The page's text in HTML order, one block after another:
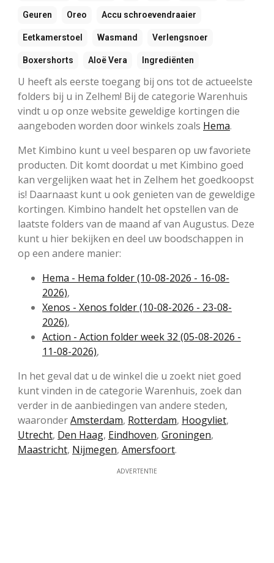
Geuren Oreo Accu schroevendraaier
Eetkamerstoel Wasmand Verlengsnoer
Boxershorts Aloë Vera Ingrediënten
U heeft als eerste toegang bij ons tot de actueelste
folders bij u in Zelhem! Bij de categorie Warenhuis
vindt u op onze website geweldige kortingen die
aangeboden worden door winkels zoals Hema.
Met Kimbino kunt u veel besparen op uw favoriete
producten. Dit komt doordat u met Kimbino goed
kan vergelijken waat het in Zelhem het goedkoopst
is! Daarnaast kunt u ook genieten van de geweldige
kortingen. Kimbino handelt het opstellen van de
laatste folders van de maand af van Augustus. Deze
kunt u hier bekijken en deel uw boodschappen in
op een andere manier:
Hema - Hema folder (10-08-2026 - 16-08-
2026),
Xenos - Xenos folder (10-08-2026 - 23-08-
2026),
Action - Action folder week 32 (05-08-2026 -
11-08-2026),
In het geval dat u de winkel die u zoekt niet goed
kunt vinden in de categorie Warenhuis, zoek dan
verder in de aanbiedingen van andere steden,
waaronderAmsterdam, Rotterdam, Hoogvliet,
Utrecht, Den Haag, Eindhoven, Groningen,
Maastricht, Nijmegen, Amersfoort.
ADVERTENTIE